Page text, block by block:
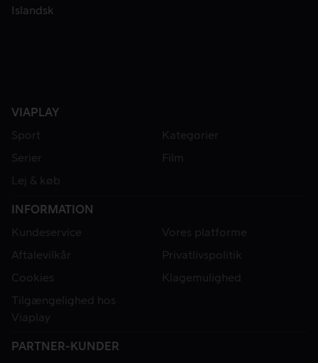
Islandsk
VIAPLAY
Sport
Kategorier
Serier
Film
Lej & køb
INFORMATION
Kundeservice
Vores platforme
Aftalevilkår
Privatlivspolitik
Cookies
Klagemulighed
Tilgængelighed hos
Viaplay
PARTNER-KUNDER